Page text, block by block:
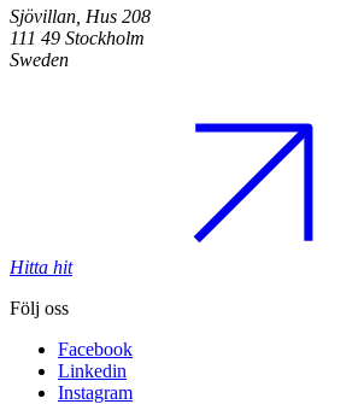
Sjövillan, Hus 208
111 49 Stockholm
Sweden
Hitta hit
Följ oss
Facebook
Linkedin
Instagram